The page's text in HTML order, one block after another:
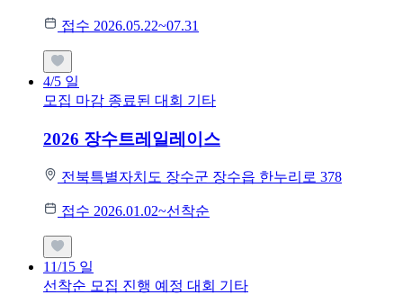
접수 2026.05.22~07.31
4/5 일
모집 마감 종료된 대회 기타
2026 장수트레일레이스
전북특별자치도 장수군 장수읍 한누리로 378
접수 2026.01.02~선착순
11/15 일
선착순 모집 진행 예정 대회 기타